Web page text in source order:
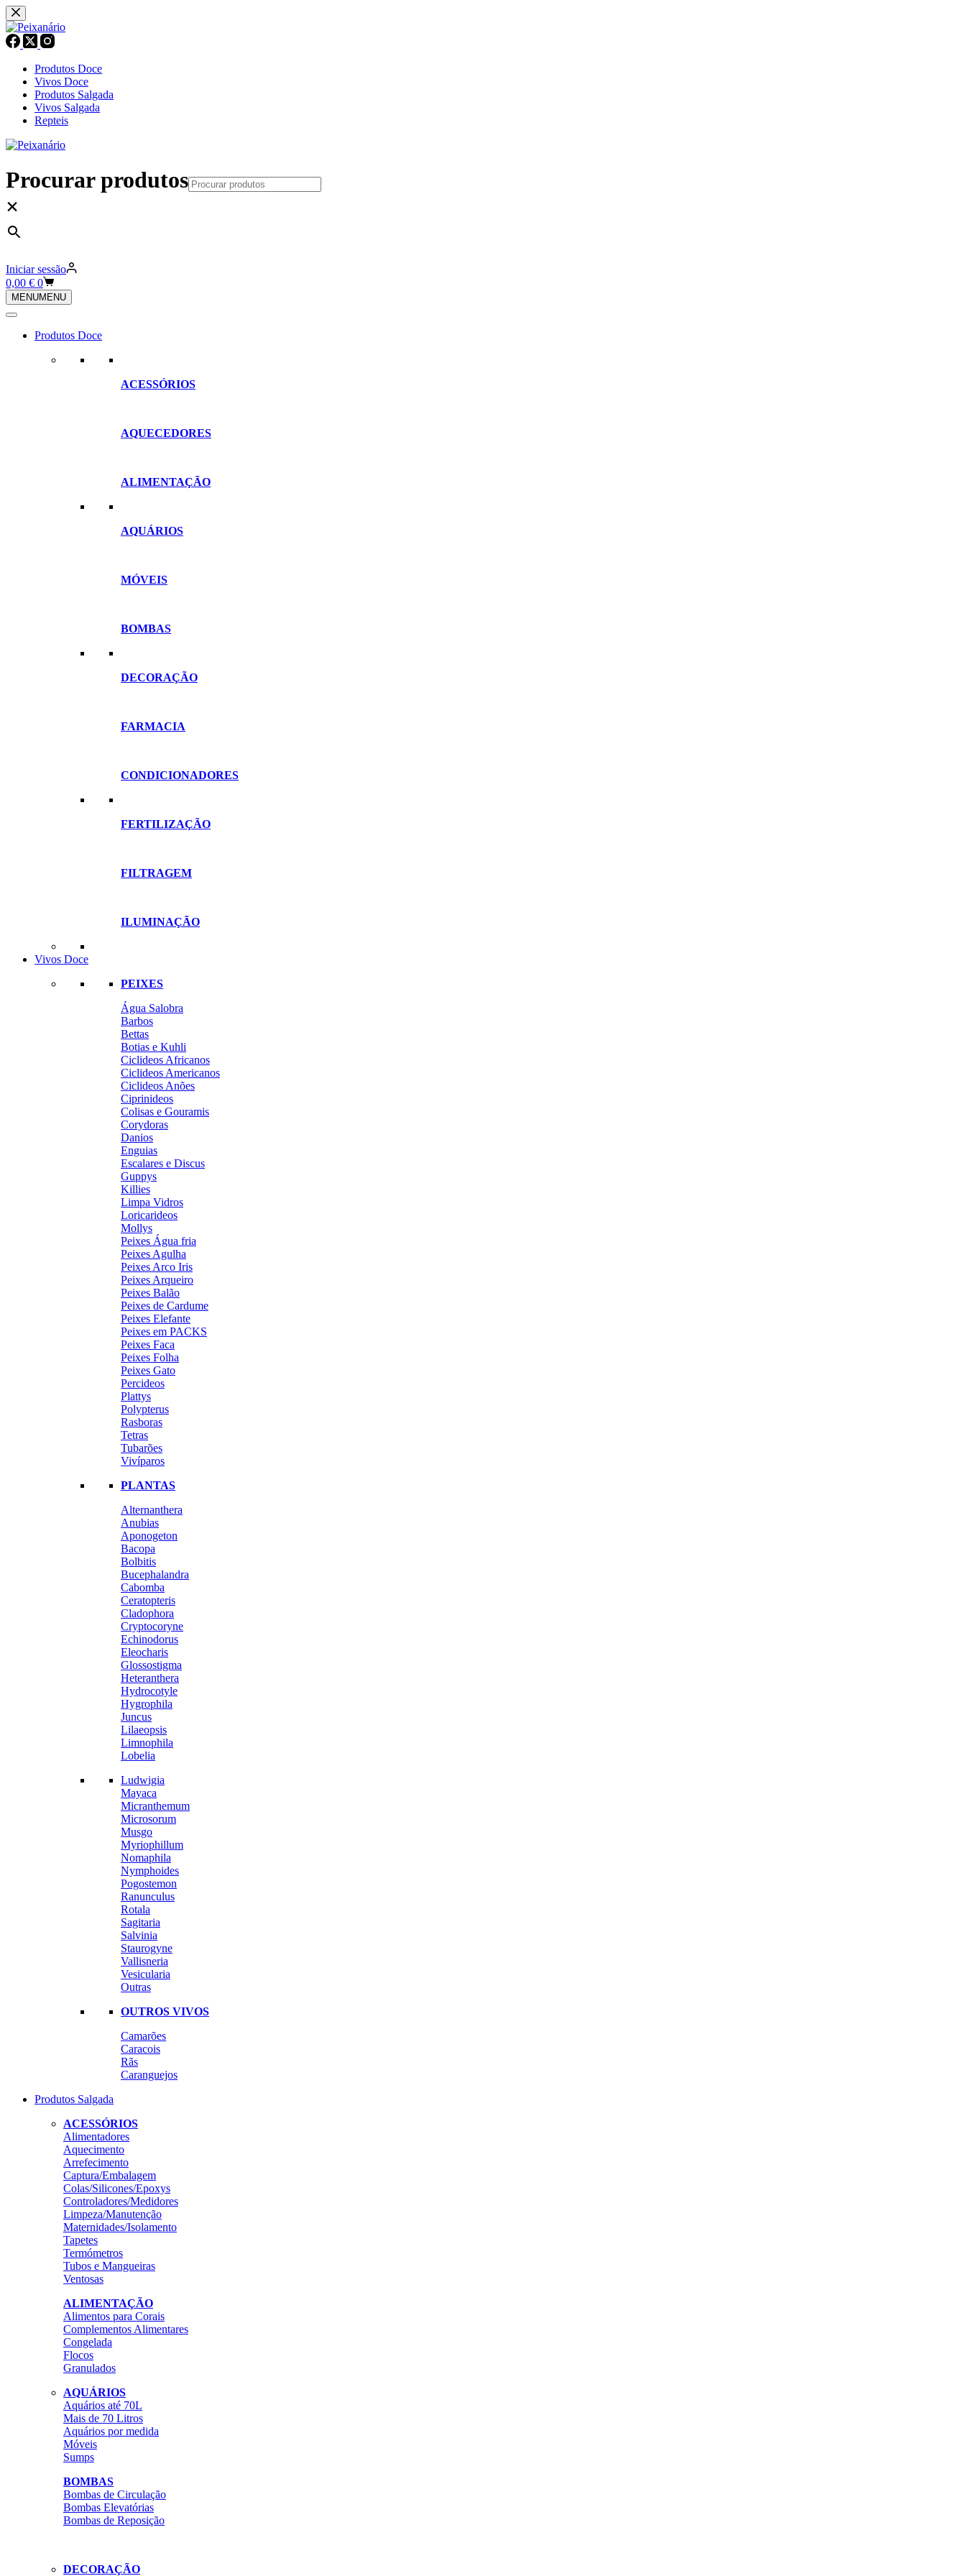
Pular
para
o
conteúdo
Produtos Doce
Vivos Doce
Produtos Salgada
Vivos Salgada
Repteis
Procurar produtos
×
Iniciar sessão
Carrinho
de
compras
0,00 € 0
MENUMENU
Produtos Doce
ACESSÓRIOS
AQUECEDORES
ALIMENTAÇÃO
AQUÁRIOS
MÓVEIS
BOMBAS
DECORAÇÃO
FARMACIA
CONDICIONADORES
FERTILIZAÇÃO
FILTRAGEM
ILUMINAÇÃO
Vivos Doce
PEIXES
Água Salobra
Barbos
Bettas
Botias e Kuhli
Ciclideos Africanos
Ciclideos Americanos
Ciclideos Anões
Ciprinideos
Colisas e Gouramis
Corydoras
Danios
Enguias
Escalares e Discus
Guppys
Killies
Limpa Vidros
Loricarideos
Mollys
Peixes Água fria
Peixes Agulha
Peixes Arco Iris
Peixes Arqueiro
Peixes Balão
Peixes de Cardume
Peixes Elefante
Peixes em PACKS
Peixes Faca
Peixes Folha
Peixes Gato
Percideos
Plattys
Polypterus
Rasboras
Tetras
Tubarões
Vivíparos
PLANTAS
Alternanthera
Anubias
Aponogeton
Bacopa
Bolbitis
Bucephalandra
Cabomba
Ceratopteris
Cladophora
Cryptocoryne
Echinodorus
Eleocharis
Glossostigma
Heteranthera
Hydrocotyle
Hygrophila
Juncus
Lilaeopsis
Limnophila
Lobelia
Ludwigia
Mayaca
Micranthemum
Microsorum
Musgo
Myriophillum
Nomaphila
Nymphoides
Pogostemon
Ranunculus
Rotala
Sagitaria
Salvinia
Staurogyne
Vallisneria
Vesicularia
Outras
OUTROS VIVOS
Camarões
Caracois
Rãs
Caranguejos
Produtos Salgada
ACESSÓRIOS
Alimentadores
Aquecimento
Arrefecimento
Captura/Embalagem
Colas/Silicones/Epoxys
Controladores/Medidores
Limpeza/Manutenção
Maternidades/Isolamento
Tapetes
Termómetros
Tubos e Mangueiras
Ventosas
ALIMENTAÇÃO
Alimentos para Corais
Complementos Alimentares
Congelada
Flocos
Granulados
AQUÁRIOS
Aquários até 70L
Mais de 70 Litros
Aquários por medida
Móveis
Sumps
BOMBAS
Bombas de Circulação
Bombas Elevatórias
Bombas de Reposição
DECORAÇÃO